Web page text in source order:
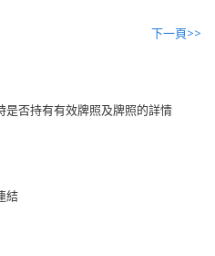
下一頁>>
是否持有有效牌照及牌照的詳情
結